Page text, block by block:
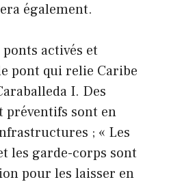
également.
activés et
pont qui relie Caribe
I. Des
sont en
; « Les
les garde-corps sont
pour les laisser en